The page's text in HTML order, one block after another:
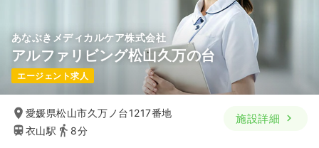
あなぶきメディカルケア株式会社
アルファリビング松山久万の台
エージェント求人
愛媛県松山市久万ノ台1217番地
衣山駅
8分
施設詳細